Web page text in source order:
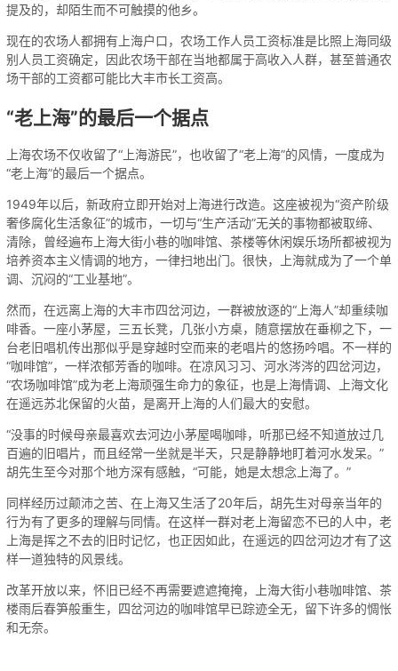
提及的，却陌生而不可触摸的他乡。
现在的农场人都拥有上海户口，农场工作人员工资标准是比照上海同级
别人员工资确定，因此农场干部在当地都属于高收入人群，甚至普通农
场干部的工资都可能比大丰市长工资高。
“老上海”的最后一个据点
上海农场不仅收留了“上海游民”，也收留了“老上海”的风情，一度成为
“老上海”的最后一个据点。
1949年以后，新政府立即开始对上海进行改造。这座被视为“资产阶级
奢侈腐化生活象征”的城市，一切与“生产活动”无关的事物都被取缔、
清除，曾经遍布上海大街小巷的咖啡馆、茶楼等休闲娱乐场所都被视为
培养资本主义情调的地方，一律扫地出门。很快，上海就成为了一个单
调、沉闷的“工业基地”。
然而，在远离上海的大丰市四岔河边，一群被放逐的“上海人”却重续咖
啡香。一座小茅屋，三五长凳，几张小方桌，随意摆放在垂柳之下，一
台老旧唱机传出那似乎是穿越时空而来的老唱片的悠扬吟唱。不一样的
“咖啡馆”，一样浓郁芳香的咖啡。在凉风习习、河水涔涔的四岔河边，
“农场咖啡馆”成为老上海顽强生命力的象征，也是上海情调、上海文化
在遥远苏北保留的火苗，是离开上海的人们最大的安慰。
“没事的时候母亲最喜欢去河边小茅屋喝咖啡，听那已经不知道放过几
百遍的旧唱片，而且经常一坐就是半天，只是静静地盯着河水发呆。”
胡先生至今对那个地方深有感触，“可能，她是太想念上海了。”
同样经历过颠沛之苦、在上海又生活了20年后，胡先生对母亲当年的
行为有了更多的理解与同情。在这样一群对老上海留恋不已的人中，老
上海是挥之不去的旧时记忆，也正因如此，在遥远的四岔河边才有了这
样一道独特的风景线。
改革开放以来，怀旧已经不再需要遮遮掩掩，上海大街小巷咖啡馆、茶
楼雨后春笋般重生，四岔河边的咖啡馆早已踪迹全无，留下许多的惆怅
和无奈。